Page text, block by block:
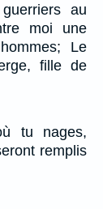
au
moi une
Le
fille de
tu nages,
remplis